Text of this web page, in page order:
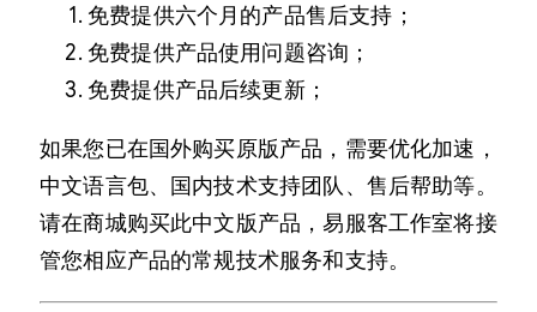
免费提供六个月的产品售后支持；
免费提供产品使用问题咨询；
免费提供产品后续更新；
如果您已在国外购买原版产品，需要优化加速，
中文语言包、国内技术支持团队、售后帮助等。
请在商城购买此中文版产品，易服客工作室将接
管您相应产品的常规技术服务和支持。